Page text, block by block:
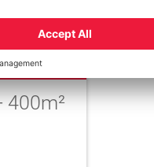
400m²